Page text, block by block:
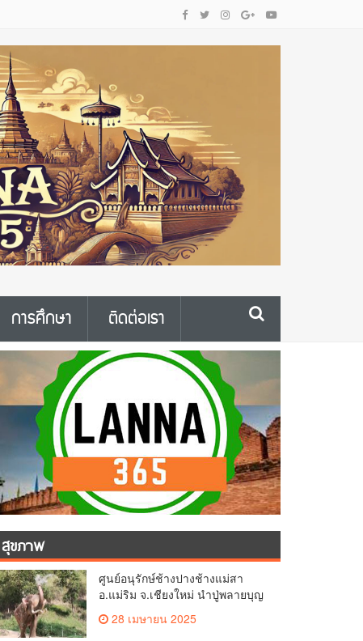
การศึกษา ติดต่อเรา
สุขภาพ
ศูนย์อนุรักษ์ช้างปางช้างแม่สา
อ.แม่ริม จ.เชียงใหม่ นำปู่พลายบุญ
เป็ง วัยกว่า 65 ปี เข้าสู่บ้านพักช้าง
ชรา เพื่อพักผ่อนเต็มที่
28 เมษายน 2025